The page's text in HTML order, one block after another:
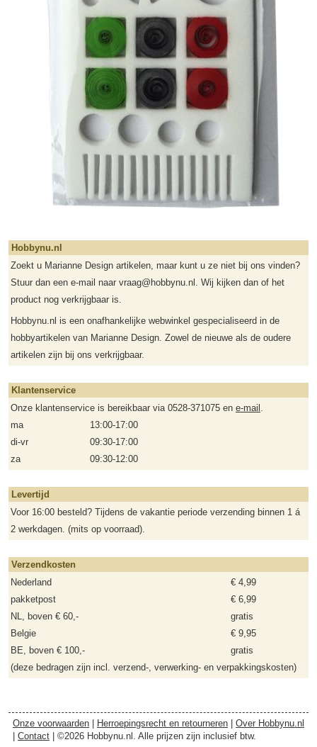
Hobbynu.nl
Zoekt u Marianne Design artikelen, maar kunt u ze niet bij ons vinden?
Stuur dan een e-mail naar vraag@hobbynu.nl. Wij kijken dan of het
product nog verkrijgbaar is.
Hobbynu.nl is een onafhankelijke webwinkel gespecialiseerd in de
hobbyartikelen van Marianne Design. Zowel de nieuwe als de oudere
artikelen zijn bij ons verkrijgbaar.
Klantenservice
Onze klantenservice is bereikbaar via 0528-371075 en e-mail .
ma
13:00-17:00
di-vr
09:30-17:00
za
09:30-12:00
Levertijd
Voor 16:00 besteld? Tijdens de vakantie periode verzending binnen 1 á
2 werkdagen. (mits op voorraad).
Verzendkosten
Nederland
€ 4,99
pakketpost
€ 6,99
NL, boven € 60,-
gratis
Belgie
€ 9,95
BE, boven € 100,-
gratis
(deze bedragen zijn incl. verzend-, verwerking- en verpakkingskosten)
Onze voorwaarden Herroepingsrecht en retourneren
Over Hobbynu.nl
Contact | ©2026 Hobbynu.nl. Alle prijzen zijn inclusief btw.